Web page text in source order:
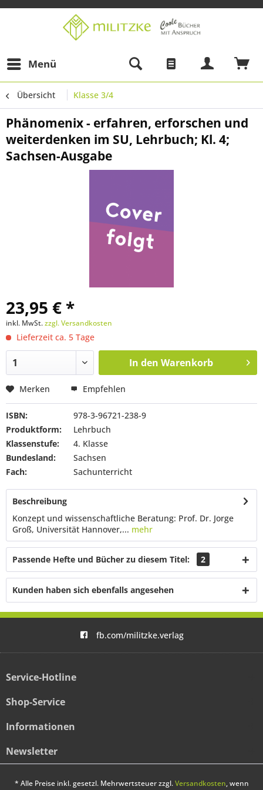
Menü
Übersicht Klasse 3/4
Phänomenix - erfahren, erforschen und
weiterdenken im SU, Lehrbuch; Kl. 4;
Sachsen-Ausgabe
23,95 € *
inkl. MwSt.zzgl. Versandkosten
Lieferzeit ca. 5 Tage
In den Warenkorb
Merken Empfehlen
ISBN:
978-3-96721-238-9
Produktform:
Lehrbuch
Klassenstufe:
4. Klasse
Bundesland:
Sachsen
Fach:
Sachunterricht
Beschreibung
Konzept und wissenschaftliche Beratung: Prof. Dr. Jorge
Groß, Universität Hannover,... mehr
Passende Hefte und Bücher zu diesem Titel: 2
Kunden haben sich ebenfalls angesehen
fb.com/militzke.verlag
Service-Hotline
Shop-Service
Informationen
Newsletter
* Alle Preise inkl. gesetzl. Mehrwertsteuer zzgl.Versandkosten, wenn